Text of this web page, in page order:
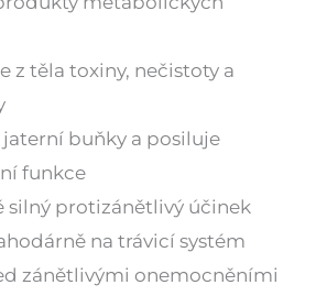
z těla toxiny, nečistoty a
buňky a posiluje
funkce
silný protizánětlivý účinek
na trávicí systém
zánětlivými onemocněními